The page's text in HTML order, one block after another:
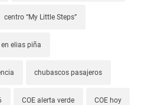
centro “My Little Steps”
elias piña
chubascos pasajeros
COE alerta verde COE hoy